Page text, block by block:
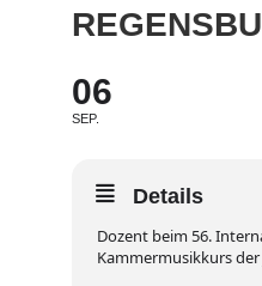
06
SEP.
Details
Dozent beim 56.
Kammermusikkurs der